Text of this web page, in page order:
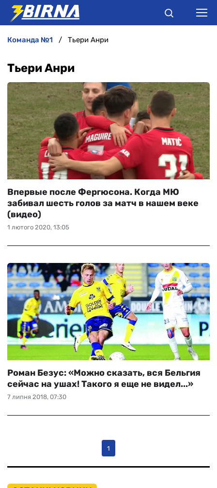
АНАЛІТИКА
ІНТЕРВ'Ю
РІЗНЕ
БУКМЕКЕРИ
команда №1 Тьери Анри
Тьери Анри
1 лютого 2020, 13:05
Впервые после Фергюсона. Когда МЮ
забивал шесть голов за матч в нашем веке
(видео)
7 липня 2018, 07:30
Роман Безус: «Можно сказать, вся Бельгия
сейчас на ушах! Такого я еще не видел...»
1